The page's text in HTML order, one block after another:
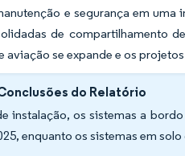
e segurança em
de compartilhamento
aviação se expande e os
do Relatório
instalação, os sistemas a
enquanto os sistemas em